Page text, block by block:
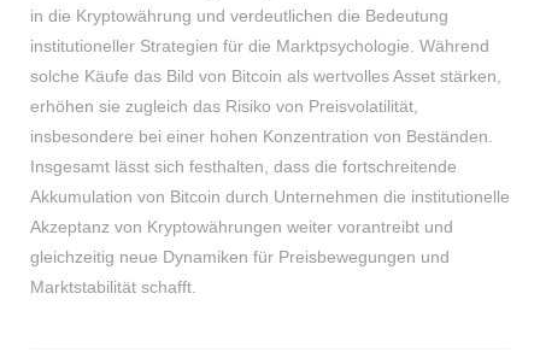
in die Kryptowährung und verdeutlichen die Bedeutung
institutioneller Strategien für die Marktpsychologie. Während
solche Käufe das Bild von Bitcoin als wertvolles Asset stärken,
erhöhen sie zugleich das Risiko von Preisvolatilität,
insbesondere bei einer hohen Konzentration von Beständen.
Insgesamt lässt sich festhalten, dass die fortschreitende
Akkumulation von Bitcoin durch Unternehmen die institutionelle
Akzeptanz von Kryptowährungen weiter vorantreibt und
gleichzeitig neue Dynamiken für Preisbewegungen und
Marktstabilität schafft.